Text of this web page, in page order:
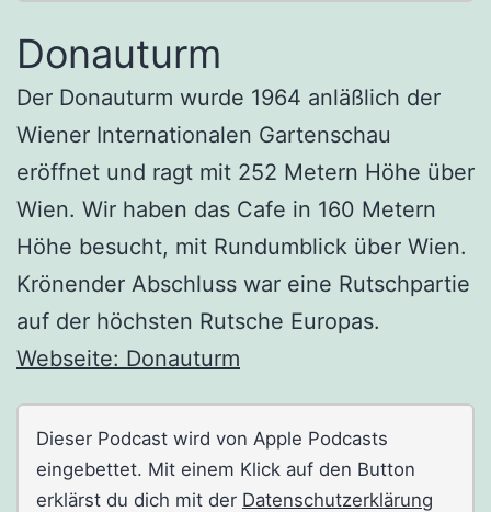
Donauturm
Der Donauturm wurde 1964 anläßlich der
Wiener Internationalen Gartenschau
eröffnet und ragt mit 252 Metern Höhe über
Wien. Wir haben das Cafe in 160 Metern
Höhe besucht, mit Rundumblick über Wien.
Krönender Abschluss war eine Rutschpartie
auf der höchsten Rutsche Europas.
Webseite: Donauturm
Dieser Podcast wird von Apple Podcasts
eingebettet. Mit einem Klick auf den Button
erklärst du dich mit der Datenschutzerklärung